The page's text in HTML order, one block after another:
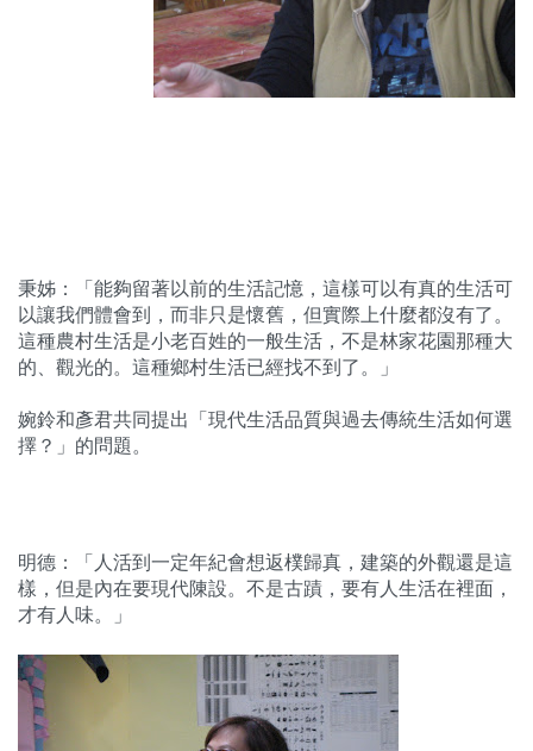
秉姊：「能夠留著以前的生活記憶，這樣可以有真的生活可
以讓我們體會到，而非只是懷舊，但實際上什麼都沒有了。
這種農村生活是小老百姓的一般生活，不是林家花園那種大
的、觀光的。這種鄉村生活已經找不到了。」
婉鈴和彥君共同提出「現代生活品質與過去傳統生活如何選
擇？」的問題。
明德：「人活到一定年紀會想返樸歸真，建築的外觀還是這
樣，但是內在要現代陳設。不是古蹟，要有人生活在裡面，
才有人味。」